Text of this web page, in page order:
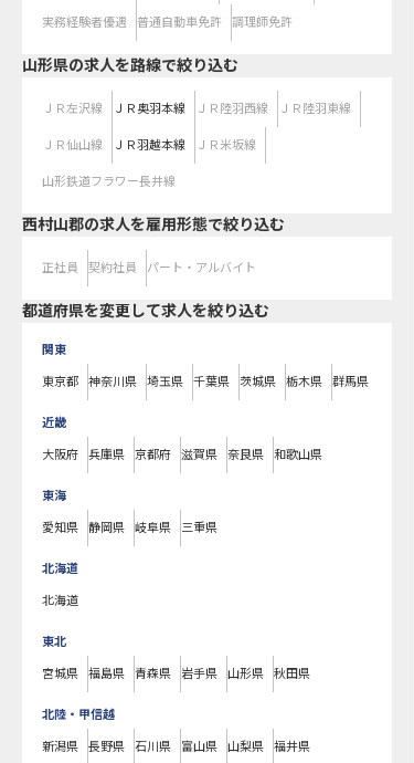
実務経験者優遇 普通自動車免許 調理師免許
山形県の求人を路線で絞り込む
ＪＲ左沢線 ＪＲ奥羽本線 ＪＲ陸羽西線 ＪＲ陸羽東線
ＪＲ仙山線 ＪＲ羽越本線 ＪＲ米坂線
山形鉄道フラワー長井線
西村山郡の求人を雇用形態で絞り込む
正社員 契約社員 パート・アルバイト
都道府県を変更して求人を絞り込む
関東
東京都 神奈川県 埼玉県 千葉県 茨城県 栃木県 群馬県
近畿
大阪府 兵庫県 京都府 滋賀県 奈良県 和歌山県
東海
愛知県 静岡県 岐阜県 三重県
北海道
北海道
東北
宮城県 福島県 青森県 岩手県 山形県 秋田県
北陸・甲信越
新潟県 長野県 石川県 富山県 山梨県 福井県